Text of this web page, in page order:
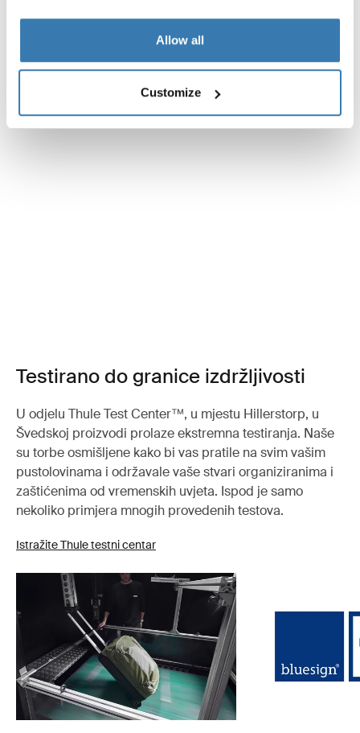
Allow all
Customize
Testirano do granice izdržljivosti
U odjelu Thule Test Center™, u mjestu Hillerstorp, u
Švedskoj proizvodi prolaze ekstremna testiranja. Naše
su torbe osmišljene kako bi vas pratile na svim vašim
pustolovinama i održavale vaše stvari organiziranima i
zaštićenima od vremenskih uvjeta. Ispod je samo
nekoliko primjera mnogih provedenih testova.
Istražite Thule testni centar